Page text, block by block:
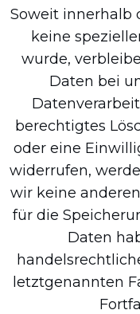
Soweit innerhalb
keine
wurde,
Daten bei
berechtigtes
oder eine
widerrufen,
wir keine
für die
Daten
letztgenannten